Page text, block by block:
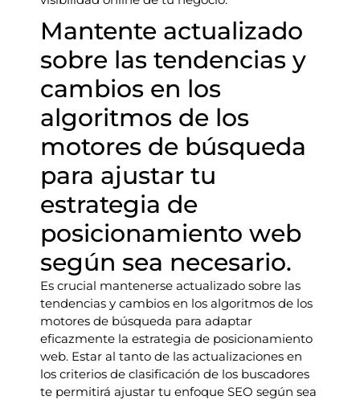
Mantente actualizado
sobre las tendencias y
cambios en los
algoritmos de los
motores de búsqueda
para ajustar tu
estrategia de
posicionamiento web
según sea necesario.
Es crucial mantenerse actualizado sobre las
tendencias y cambios en los algoritmos de los
motores de búsqueda para adaptar
eficazmente la estrategia de posicionamiento
web. Estar al tanto de las actualizaciones en
los criterios de clasificación de los buscadores
te permitirá ajustar tu enfoque SEO según sea